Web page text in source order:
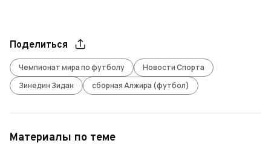
Поделиться
Чемпионат мира по футболу
Новости Спорта
Зинедин Зидан
сборная Алжира (футбол)
Материалы по теме